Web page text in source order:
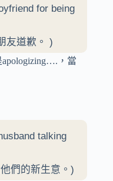
for being
友道歉。 )
，當
talking
們的新生意。)